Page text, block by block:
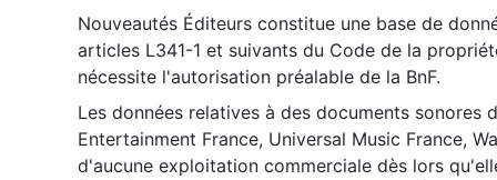
Nouveautés Éditeurs constitue une base de
articles L341-1 et suivants du Code de la
nécessite l'autorisation préalable de la BnF.
Les données relatives à des documents sonores
Entertainment France, Universal Music France,
d'aucune exploitation commerciale dès lors